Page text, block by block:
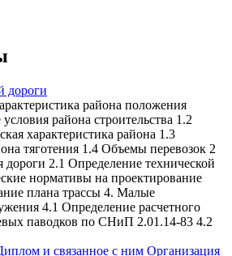
дороги
района положения
района строительства 1.2
характеристика района 1.3
тяготения 1.4 Объемы перевозок 2
дороги 2.1 Определение технической
нормативы на проектирование
плана трассы 4. Малые
4.1 Определение расчетного
паводков по СНиП 2.01.14-83 4.2
и связанное с ним Организация